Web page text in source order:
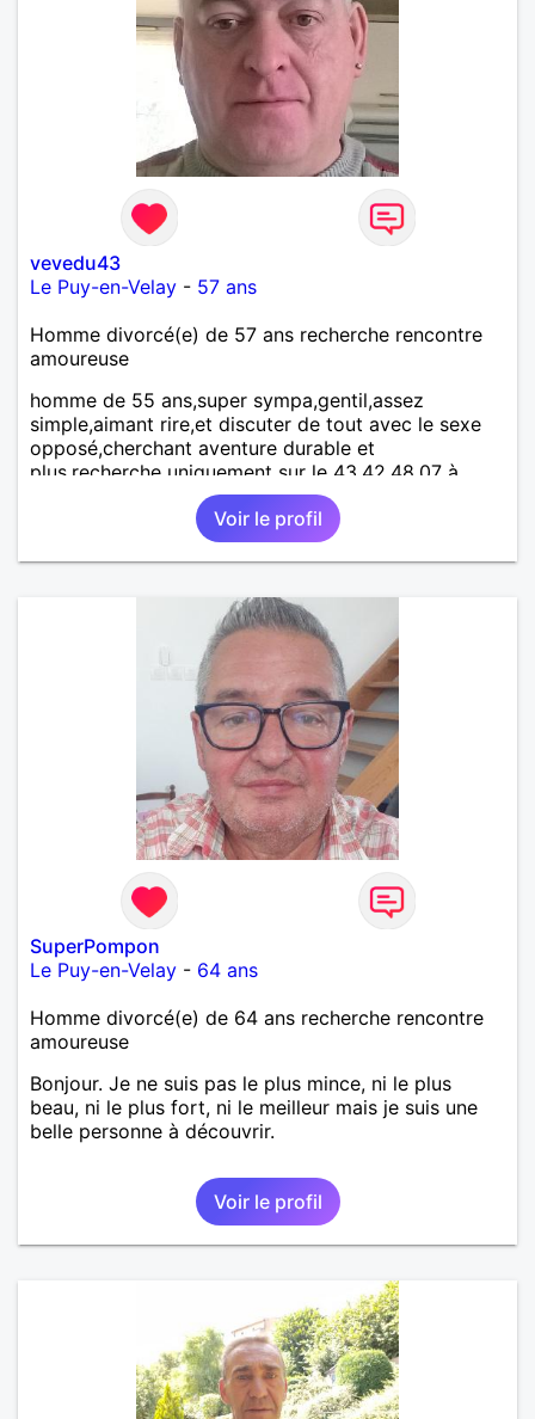
vevedu43
Le Puy-en-Velay - 57 ans
Homme divorcé(e) de 57 ans recherche rencontre
amoureuse
homme de 55 ans,super sympa,gentil,assez
simple,aimant rire,et discuter de tout avec le sexe
opposé,cherchant aventure durable et
plus.recherche uniquement sur le 43,42,48,07 à
hauteur de 100 km maxi.désolé pour les autres mais
pour se rencontrer en réel,c'est plus pratique.
Voir le profil
SuperPompon
Le Puy-en-Velay - 64 ans
Homme divorcé(e) de 64 ans recherche rencontre
amoureuse
Bonjour. Je ne suis pas le plus mince, ni le plus
beau, ni le plus fort, ni le meilleur mais je suis une
belle personne à découvrir.
Voir le profil